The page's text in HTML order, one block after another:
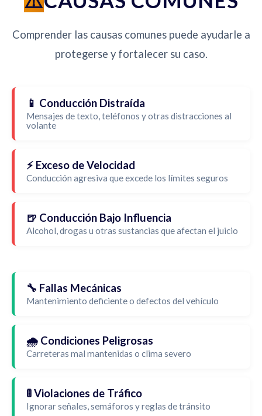
Comprender las causas comunes puede ayudarle a
protegerse y fortalecer su caso.
📱 Conducción Distraída
Mensajes de texto, teléfonos y otras distracciones al
volante
⚡ Exceso de Velocidad
Conducción agresiva que excede los límites seguros
🍺 Conducción Bajo Influencia
Alcohol, drogas u otras sustancias que afectan el juicio
🔧 Fallas Mecánicas
Mantenimiento deficiente o defectos del vehículo
🌧️ Condiciones Peligrosas
Carreteras mal mantenidas o clima severo
🚦 Violaciones de Tráfico
Ignorar señales, semáforos y reglas de tránsito